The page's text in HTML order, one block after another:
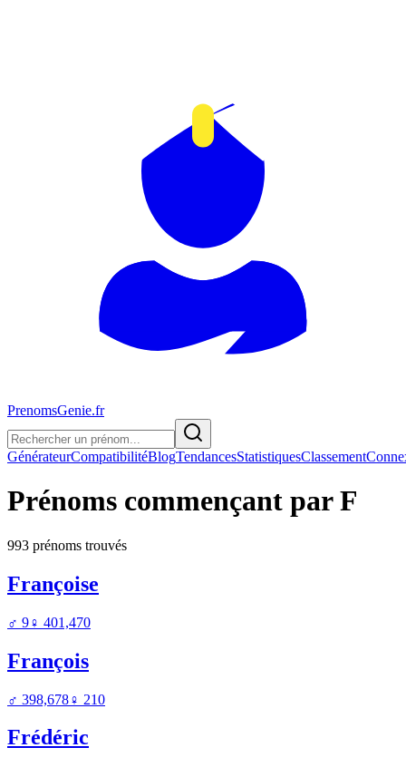
PrenomsGenie.fr
GénérateurCompatibilitéBlogTendancesStatistiquesClassement
Prénoms commençant parF
993 prénoms trouvés
Françoise
♂ 9♀ 401,470
François
♂ 398,678♀ 210
Frédéric